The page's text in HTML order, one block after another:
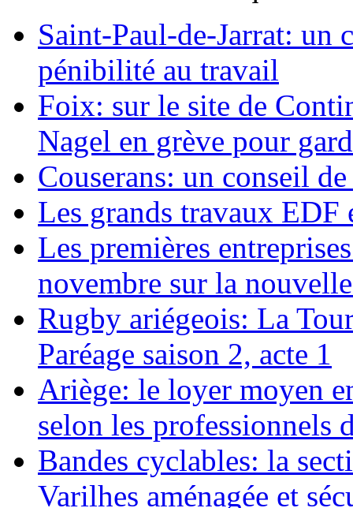
Saint-Paul-de-Jarrat: un
pénibilité au travail
Foix: sur le site de
Nagel en grève pour
Couserans: un conseil
Les grands travaux EDF
Les premières
novembre sur la
Rugby ariégeois: La
Paréage saison 2, acte 1
Ariège: le loyer moyen
selon les professionnels
Bandes cyclables: la
Varilhes aménagée et